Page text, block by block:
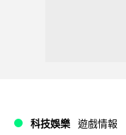
科技娛樂 遊戲情報